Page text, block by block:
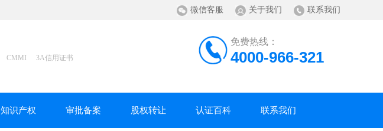
微信客服 关于我们 联系我们
CMMI 3A信用证书
免费热线：
4000-966-321
知识产权 审批备案 股权转让 认证百科 联系我们